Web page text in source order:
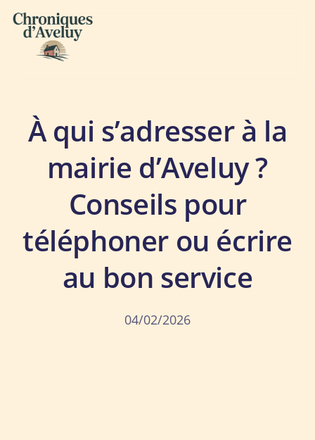
À qui s’adresser à la
mairie d’Aveluy ?
Conseils pour
téléphoner ou écrire
au bon service
04/02/2026